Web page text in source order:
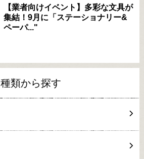
【業者向けイベント】多彩な文具が
集結！9月に「ステーショナリー&
ペーパ..."
種類から探す